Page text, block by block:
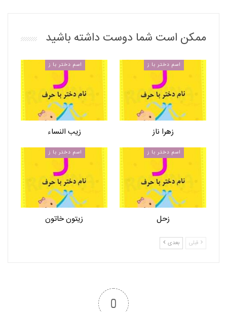
ممکن است شما دوست داشته باشید
اسم دختر با ز
زهرا ناز
اسم دختر با ز
زیب النساء
اسم دختر با ز
زحل
اسم دختر با ز
زیتون خاتون
قبلی بعدی
0